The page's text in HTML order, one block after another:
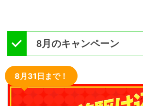
8月のキャンペーン
8月31日まで！